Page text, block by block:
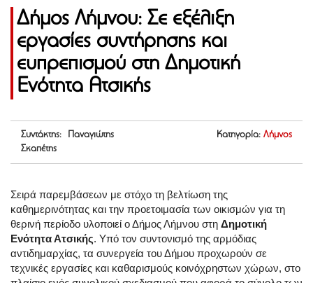
Δήμος Λήμνου: Σε εξέλιξη
εργασίες συντήρησης και
ευπρεπισμού στη Δημοτική
Ενότητα Ατσικής
Συντάκτης: Παναγιώτης
Σκαπέτης
Κατηγορία: Λήμνος
Σειρά παρεμβάσεων με στόχο τη βελτίωση της
καθημερινότητας και την προετοιμασία των οικισμών για τη
θερινή περίοδο υλοποιεί ο Δήμος Λήμνου στη Δημοτική
Ενότητα Ατσικής. Υπό τον συντονισμό της αρμόδιας
αντιδημαρχίας, τα συνεργεία του Δήμου προχωρούν σε
τεχνικές εργασίες και καθαρισμούς κοινόχρηστων χώρων, στο